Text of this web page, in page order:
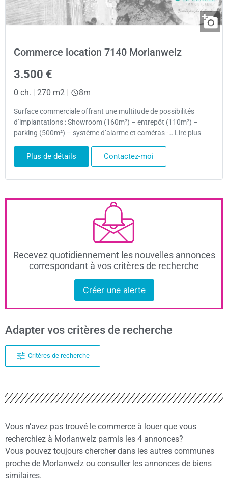
Commerce location 7140 Morlanwelz
3.500 €
0 ch. | 270 m2 | 8m
Surface commerciale offrant une multitude de possibilités
d’implantations : Showroom (160m²) – entrepôt (110m²) –
parking (500m²) – système d’alarme et caméras -… Lire plus
Plus de détails Contactez-moi
Recevez quotidiennement les nouvelles annonces
correspondant à vos critères de recherche
Créer une alerte
Adapter vos critères de recherche
Critères de recherche
Vous n’avez pas trouvé le commerce à louer que vous
recherchiez à Morlanwelz parmis les 4 annonces?
Vous pouvez toujours chercher dans les autres communes
proche de Morlanwelz ou consulter les annonces de biens
similaires.